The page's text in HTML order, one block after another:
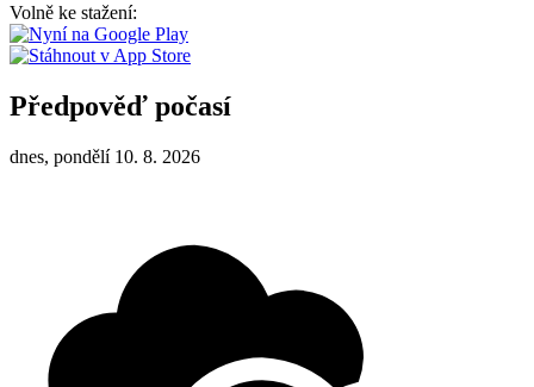
Volně ke stažení:
Předpověď počasí
dnes, pondělí 10. 8. 2026